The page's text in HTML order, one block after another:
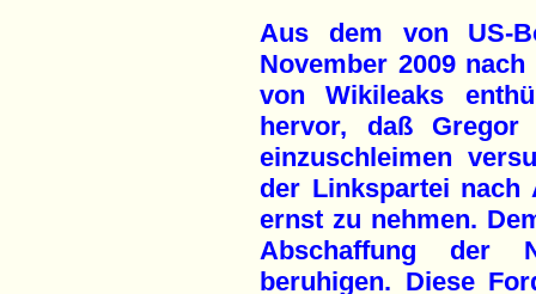
Aus dem von US-
November 2009
von Wikileaks
hervor, daß
einzuschleimen
der Linkspartei nach
ernst zu nehmen.
Abschaffung der
beruhigen. Diese